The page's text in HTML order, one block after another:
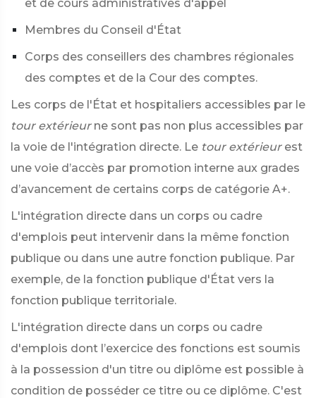
et de cours administratives d'appel
Membres du Conseil d'État
Corps des conseillers des chambres régionales
des comptes et de la Cour des comptes.
Les corps de l'État et hospitaliers accessibles par le
tour extérieur ne sont pas non plus accessibles par
la voie de l'intégration directe. Le tour extérieur est
une voie d’accès par promotion interne aux grades
d’avancement de certains corps de catégorie A+.
L'intégration directe dans un corps ou cadre
d'emplois peut intervenir dans la même fonction
publique ou dans une autre fonction publique. Par
exemple, de la fonction publique d'État vers la
fonction publique territoriale.
L'intégration directe dans un corps ou cadre
d'emplois dont l’exercice des fonctions est soumis
à la possession d'un titre ou diplôme est possible à
condition de posséder ce titre ou ce diplôme. C'est